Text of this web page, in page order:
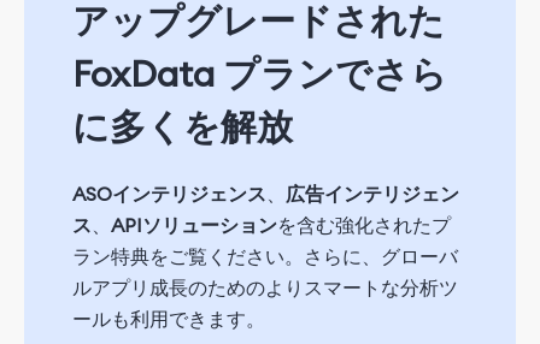
アップグレードされた
FoxData プランでさら
に多くを解放
ASOインテリジェンス
広告インテリジェン
ス
APIソリューションを含む強化されたプ
ラン特典をご覧ください。さらに、グローバ
ルアプリ成長のためのよりスマートな分析ツ
ールも利用できます。